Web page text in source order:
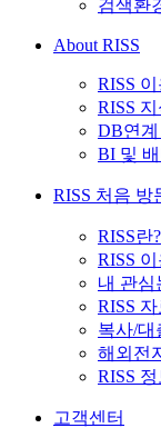
검색환
About RISS
RISS
RISS 지
DB연
BI 및
RISS 처음 방
RISS란?
RISS
내 관심
RISS
복사/대
해외전
RISS
고객센터